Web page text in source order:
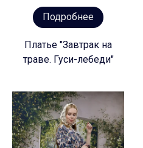
Подробнее
Платье "Завтрак на
траве. Гуси-лебеди"